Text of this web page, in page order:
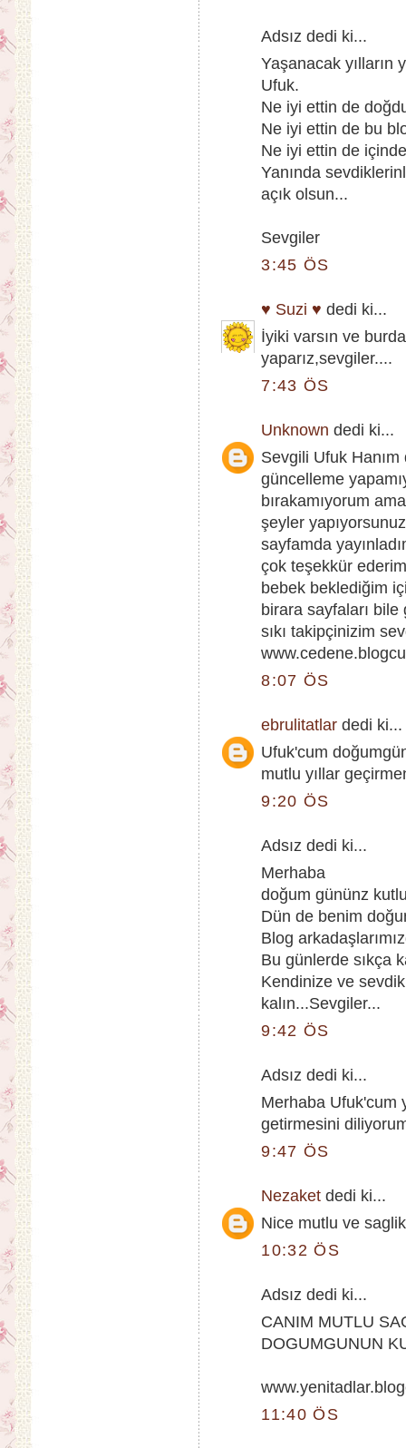
Adsız dedi ki...
Yaşanacak yılların
Ufuk.
Ne iyi ettin de
Ne iyi ettin de bu
Ne iyi ettin de
Yanında
açık olsun...
Sevgiler
3:45 ÖS
♥ Suzi ♥ dedi ki...
İyiki varsın ve
yaparız,sevgiler....
7:43 ÖS
Unknown dedi ki...
Sevgili Ufuk
güncelleme
bırakamıyorum
şeyler
sayfamda
çok teşekkür
bebek beklediğim
birara sayfaları
sıkı takipçinizim
8:07 ÖS
ebrulitatlar dedi ki...
Ufuk'cum
mutlu yıllar
9:20 ÖS
Adsız dedi ki...
Merhaba
doğum gününz
Dün de benim
Blog
Bu günlerde sıkça
Kendinize ve
kalın...Sevgiler...
9:42 ÖS
Adsız dedi ki...
Merhaba Ufuk'cum
getirmesini
9:47 ÖS
Nezaket dedi ki...
Nice mutlu ve
10:32 ÖS
Adsız dedi ki...
CANIM MUTLU
DOGUMGUNUN
11:40 ÖS